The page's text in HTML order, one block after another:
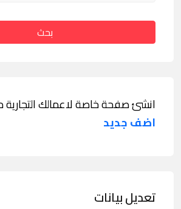
بحث
انشئ صفحة خاصة لاعمالك التجارية
اضف جديد
تعديل بيانات